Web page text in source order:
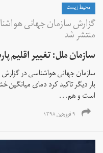
محیط زیست
منتشر شد
سازمان ملل:‌ تغییر اقلیم
بار دیگر تاکید کرد دمای
است و هم‌...
۹ فروردین ۱۳۹۸